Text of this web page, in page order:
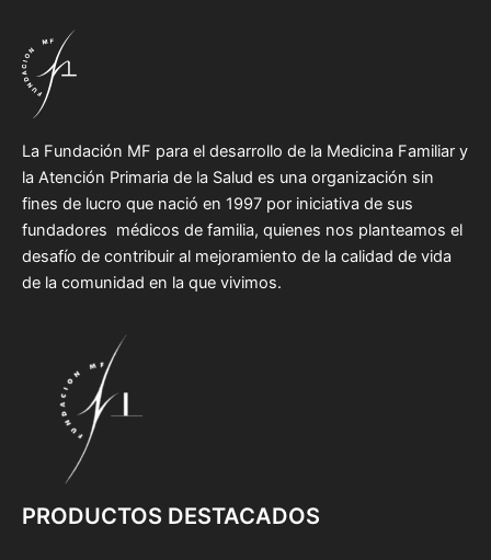
La Fundación MF para el desarrollo de la Medicina Familiar y
la Atención Primaria de la Salud es una organización sin
fines de lucro que nació en 1997 por iniciativa de sus
fundadores médicos de familia, quienes nos planteamos el
desafío de contribuir al mejoramiento de la calidad de vida
de la comunidad en la que vivimos.
PRODUCTOS DESTACADOS